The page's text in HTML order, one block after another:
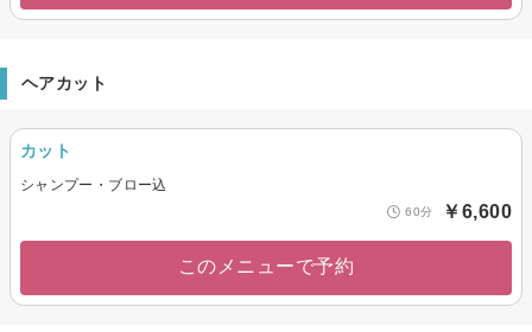
ヘアカット
カット
シャンプー・ブロー込
60分 ￥6,600
このメニューで予約